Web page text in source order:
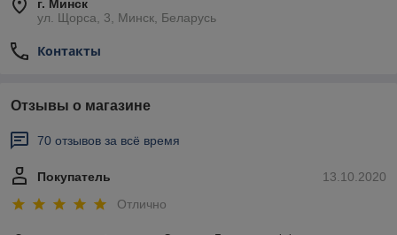
г. Минск
ул. Щорса, 3, Минск, Беларусь
Контакты
Отзывы о магазине
70 отзывов за всё время
13.10.2020
Покупатель
Отлично